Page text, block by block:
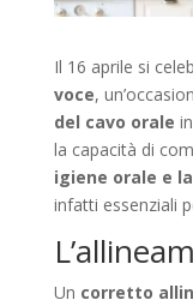
Il 16 aprile si
voce,
del cavo orale
la capacità di
igiene orale e
infatti essenziali
Un corretto